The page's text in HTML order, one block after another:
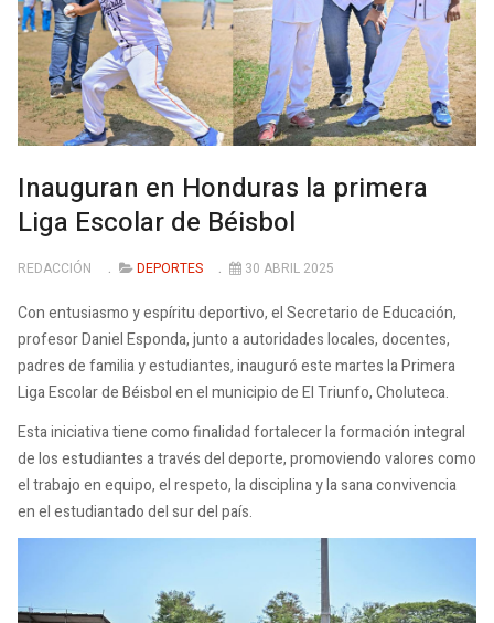
Inauguran en Honduras la primera
Liga Escolar de Béisbol
REDACCIÓN DEPORTES 30 ABRIL 2025
Con entusiasmo y espíritu deportivo, el Secretario de Educación,
profesor Daniel Esponda, junto a autoridades locales, docentes,
padres de familia y estudiantes, inauguró este martes la Primera
Liga Escolar de Béisbol en el municipio de El Triunfo, Choluteca.
Esta iniciativa tiene como finalidad fortalecer la formación integral
de los estudiantes a través del deporte, promoviendo valores como
el trabajo en equipo, el respeto, la disciplina y la sana convivencia
en el estudiantado del sur del país.